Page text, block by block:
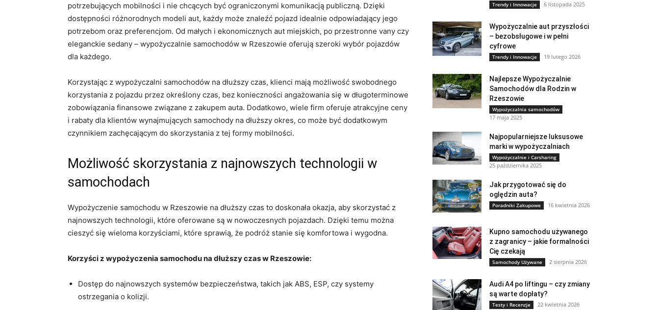
potrzebujących mobilności ‌i nie chcących⁤ być‌ ograniczonymi komunikacją ​publiczną. Dzięki
⁢dostępności różnorodnych modeli aut, ⁤każdy może⁣ znaleźć pojazd idealnie odpowiadający⁢ jego
⁢potrzebom‍ oraz preferencjom. Od małych i ekonomicznych aut miejskich, po przestronne vany czy
eleganckie sedany – wypożyczalnie samochodów w Rzeszowie oferują ⁢szeroki wybór⁢ pojazdów
dla każdego.
Korzystając z wypożyczalni samochodów na dłuższy czas, klienci⁣ mają ​możliwość swobodnego ​
korzystania z pojazdu przez określony czas,⁤ bez konieczności angażowania się w‌ długoterminowe
⁢zobowiązania​ finansowe ⁢związane z zakupem auta. Dodatkowo, wiele firm oferuje ​atrakcyjne ceny
i⁣ rabaty dla klientów‌ wynajmujących samochody na dłuższy ⁣okres, co może być dodatkowym
czynnikiem‌ zachęcającym do skorzystania z tej formy mobilności.
Możliwość skorzystania z najnowszych technologii w
samochodach
Wypożyczenie samochodu w Rzeszowie na dłuższy​ czas to doskonała okazja, aby skorzystać z​
najnowszych technologii, ⁤które oferowane są‌ w nowoczesnych pojazdach. Dzięki temu⁢ można
cieszyć się wieloma korzyściami, które sprawią, że podróż stanie ​się komfortowa i wygodna.
Korzyści z wypożyczenia ​samochodu na dłuższy ‌czas‍ w Rzeszowie:
Dostęp‍ do najnowszych systemów ‌bezpieczeństwa, takich jak ABS, ESP,‍ czy systemy
ostrzegania o kolizji.
Trendy i Innowacje 6 listopada 2025
Wypożyczalnie aut przyszłości
– bezobsługowe i w pełni
cyfrowe
Trendy i Innowacje 19 lutego 2026
Najlepsze Wypożyczalnie
Samochodów dla Rodzin w
Rzeszowie
Wypożyczalnia samochodów
17 maja 2025
Najpopularniejsze luksusowe
marki w wypożyczalniach
Wypożyczalnie i Carsharing
25 października 2025
Jak przygotować się do
oględzin auta?
Poradniki Zakupowe 16 kwietnia 2026
Kupno samochodu używanego
z zagranicy – jakie formalności
Cię czekają
Samochody Używane 2 sierpnia 2026
Audi A4 po liftingu – czy zmiany
są warte dopłaty?
Testy i Recenzje 22 kwietnia 2026